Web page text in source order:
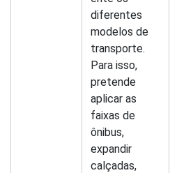
diferentes
modelos de
transporte.
Para isso,
pretende
aplicar as
faixas de
ônibus,
expandir
calçadas,